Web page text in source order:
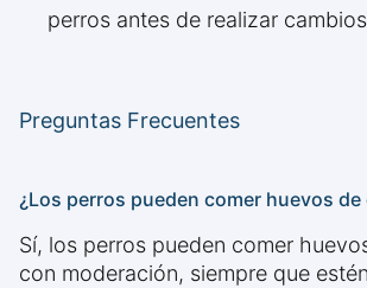
perros antes de realizar
Preguntas Frecuentes
¿Los perros pueden comer huevos
Sí, los perros pueden comer
con moderación, siempre que estén